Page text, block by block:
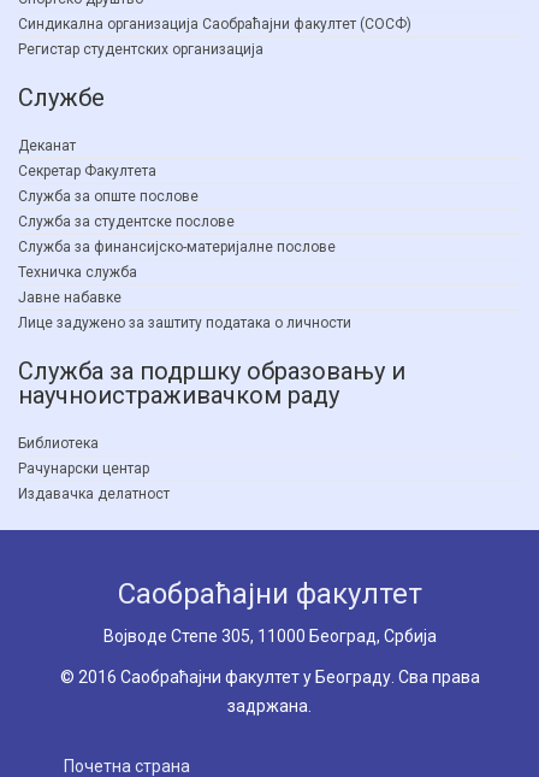
Синдикална организација Саобраћајни факултет (СОСФ)
Регистар студентских организација
Службе
Деканат
Секретар Факултета
Служба за опште послове
Служба за студентске послове
Служба за финансијско-материјалне послове
Техничка служба
Јавне набавке
Лице задужено за заштиту података о личности
Служба за подршку образовању и
научноистраживачком раду
Библиотека
Рачунарски центар
Издавачка делатност
Саобраћајни факултет
Вoјводе Степе 305, 11000 Београд, Србија
© 2016 Саобраћајни факултет у Београду. Сва права
задржана.
Почетна страна